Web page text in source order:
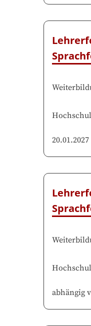
20.01.2027
abhängig